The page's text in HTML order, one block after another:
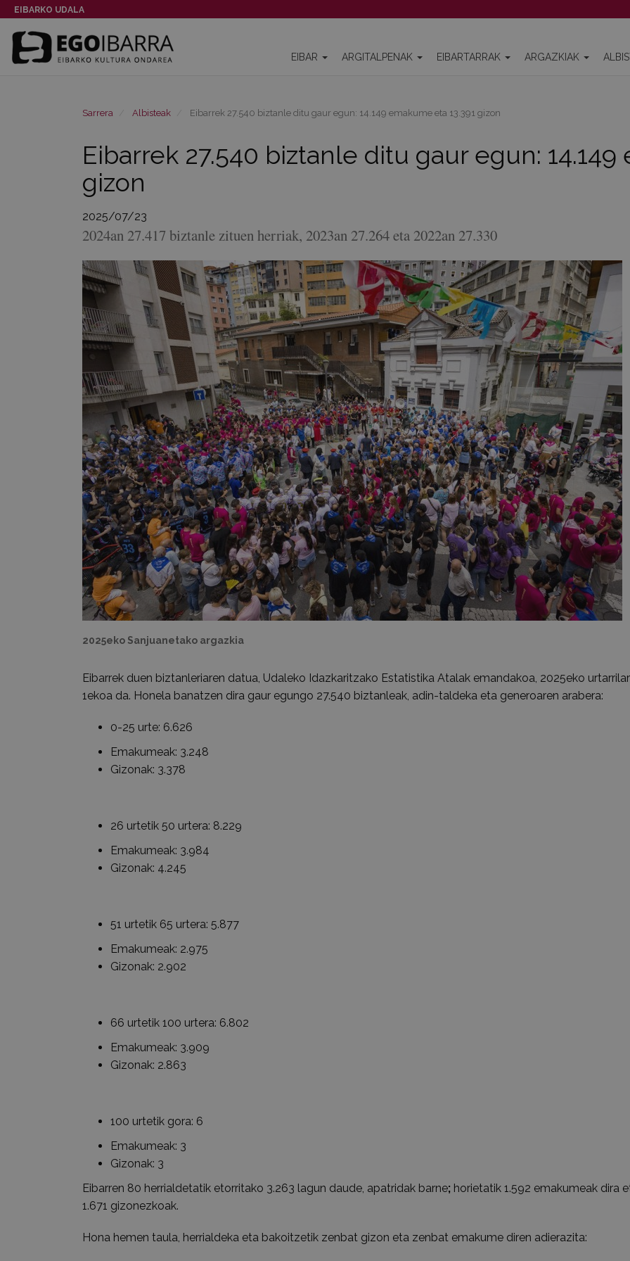
EIBARKO UDALA
EIBAR ARGITALPENAK EIBARTARRAK ARGAZKIAK
Sarrera Albisteak Eibarrek 27.540 biztanle ditu gaur egun: 14.149 emakume eta 13.391 gizon
Eibarrek 27.540 biztanle ditu gaur egun: 14.149
gizon
2025/07/23
2024an 27.417 biztanle zituen herriak, 2023an 27.264 eta 2022an 27.330
2025eko Sanjuanetako argazkia
Eibarrek duen biztanleriaren datua, Udaleko Idazkaritzako Estatistika Atalak emandakoa, 2025eko
1ekoa da. Honela banatzen dira gaur egungo 27.540 biztanleak, adin-taldeka eta generoaren arabera:
0-25 urte: 6.626
Emakumeak: 3.248
Gizonak: 3.378
26 urtetik 50 urtera: 8.229
Emakumeak: 3.984
Gizonak: 4.245
51 urtetik 65 urtera: 5.877
Emakumeak: 2.975
Gizonak: 2.902
66 urtetik 100 urtera: 6.802
Emakumeak: 3.909
Gizonak: 2.863
100 urtetik gora: 6
Emakumeak: 3
Gizonak: 3
Eibarren 80 herrialdetatik etorritako 3.263 lagun daude, apatridak barne; horietatik 1.592 emakumeak dira
1.671 gizonezkoak.
Hona hemen taula, herrialdeka eta bakoitzetik zenbat gizon eta zenbat emakume diren adierazita: